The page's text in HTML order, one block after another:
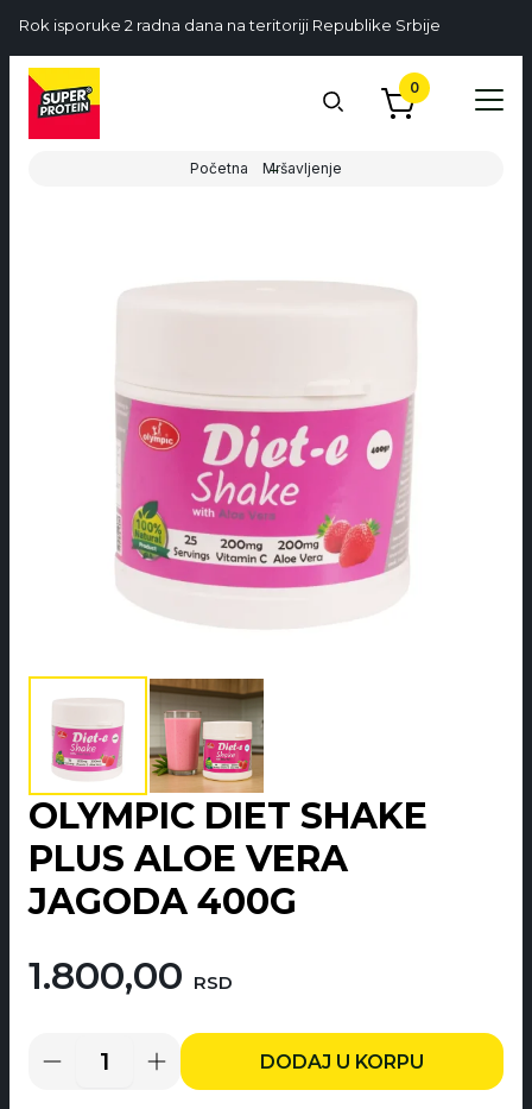
Rok isporuke 2 radna dana na teritoriji Republike Srbije
0
Početna Mršavljenje
OLYMPIC DIET SHAKE
PLUS ALOE VERA
JAGODA 400G
1.800,00 RSD
Olympic
DODAJ U KORPU